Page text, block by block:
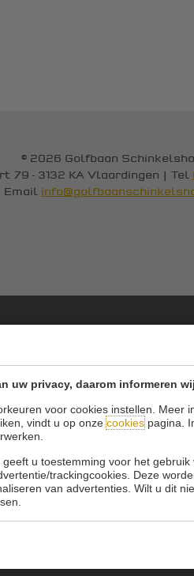
uw privacy, daarom informeren
voor cookies instellen. Meer
vindt u op onzecookiespagina.
u toestemming voor het
trackingcookies. Deze
van advertenties. Wilt u dit
© 2026 Golfbaan
79 - 3132 KA Vlaardingen | Tel
Email